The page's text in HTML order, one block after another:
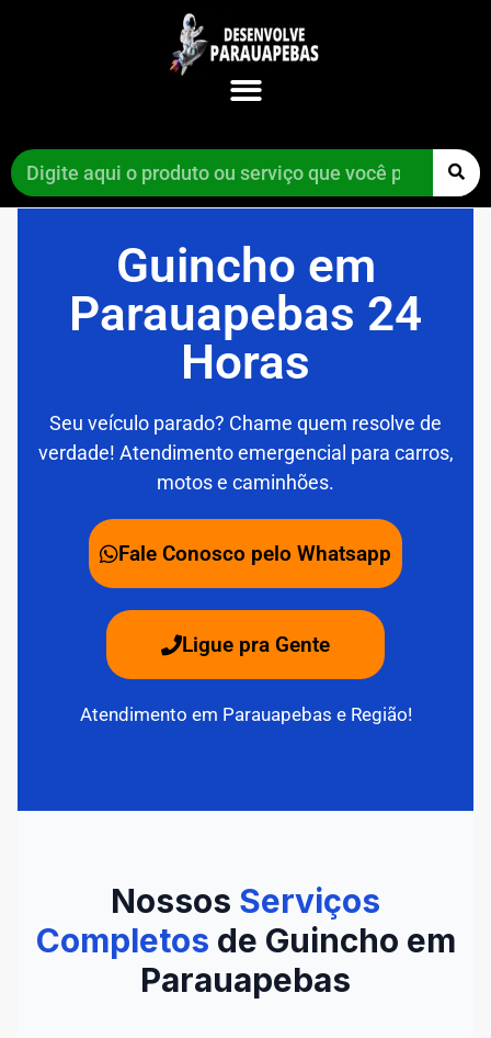
Guincho em
Parauapebas 24
Horas
Seu veículo parado? Chame quem resolve de
verdade! Atendimento emergencial para carros,
motos e caminhões.
Fale Conosco pelo Whatsapp
Ligue pra Gente
Atendimento em Parauapebas e Região!
Nossos Serviços
Completos de Guincho em
Parauapebas